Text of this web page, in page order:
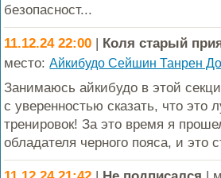
безопасност...
11.12.24 22:00 | Коля старый
место:Айкибудо Сейшин Танрен
Занимаюсь айкибудо в этой
с уверенностью сказать, что это
тренировок! За это время я
обладателя черного пояса, и это